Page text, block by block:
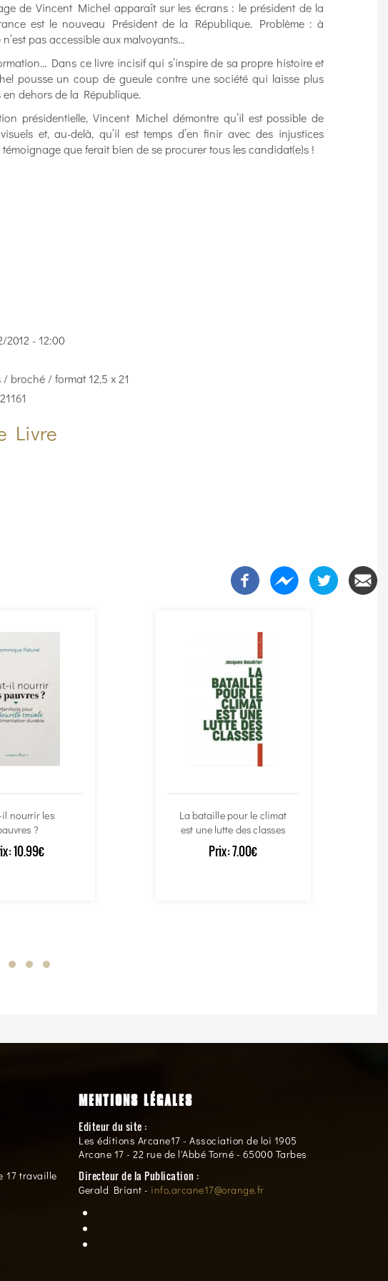
de Vincent Michel apparaît sur les écrans : le président de la
est le nouveau Président de la République. Problème : à
n’est pas accessible aux malvoyants…
Dans ce livre incisif qui s’inspire de sa propre histoire et
pousse un coup de gueule contre une société qui laisse plus
dehors de la République.
présidentielle, Vincent Michel démontre qu’il est possible de
et, au-delà, qu’il est temps d’en finir avec des injustices
que ferait bien de se procurer tous les candidat(e)s !
2012 - 12:00
broché / format 12,5 x 21
Livre
il nourrir les
?
10.99€
La bataille pour le climat
est une lutte des classes
Prix:7.00€
17 travaille
MENTIONS LÉGALES
Editeur du site :
Les éditions Arcane17 - Association de loi 1905
Arcane 17 - 22 rue de l'Abbé Torné - 65000 Tarbes
Directeur de la Publication :
Gerald Briant - info.arcane17@orange.fr